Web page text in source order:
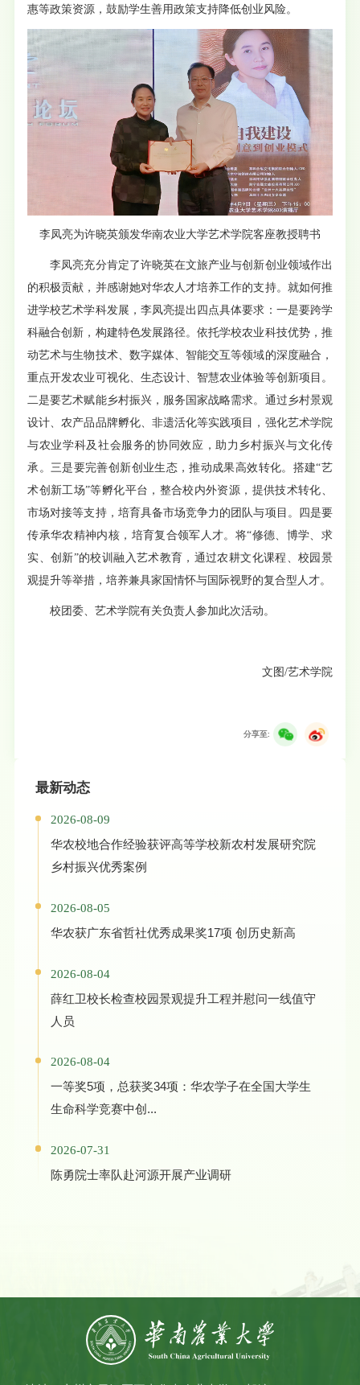
惠等政策资源，鼓励学生善用政策支持降低创业风险。
李凤亮为许晓英颁发华南农业大学艺术学院客座教授聘书
李凤亮充分肯定了许晓英在文旅产业与创新创业领域作出
的积极贡献，并感谢她对华农人才培养工作的支持。就如何推
进学校艺术学科发展，李凤亮提出四点具体要求：一是要跨学
科融合创新，构建特色发展路径。依托学校农业科技优势，推
动艺术与生物技术、数字媒体、智能交互等领域的深度融合，
重点开发农业可视化、生态设计、智慧农业体验等创新项目。
二是要艺术赋能乡村振兴，服务国家战略需求。通过乡村景观
设计、农产品品牌孵化、非遗活化等实践项目，强化艺术学院
与农业学科及社会服务的协同效应，助力乡村振兴与文化传
承。三是要完善创新创业生态，推动成果高效转化。搭建“艺
术创新工场”等孵化平台，整合校内外资源，提供技术转化、
市场对接等支持，培育具备市场竞争力的团队与项目。四是要
传承华农精神内核，培育复合领军人才。将“修德、博学、求
实、创新”的校训融入艺术教育，通过农耕文化课程、校园景
观提升等举措，培养兼具家国情怀与国际视野的复合型人才。
校团委、艺术学院有关负责人参加此次活动。
文图/艺术学院
分享至:
最新动态
2026-08-09
华农校地合作经验获评高等学校新农村发展研究院
乡村振兴优秀案例
2026-08-05
华农获广东省哲社优秀成果奖17项 创历史新高
2026-08-04
薛红卫校长检查校园景观提升工程并慰问一线值守
人员
2026-08-04
一等奖5项，总获奖34项：华农学子在全国大学生
生命科学竞赛中创...
2026-07-31
陈勇院士率队赴河源开展产业调研